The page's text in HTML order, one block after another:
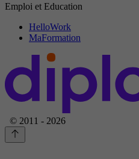
Emploi et Education
HelloWork
MaFormation
© 2011 - 2026